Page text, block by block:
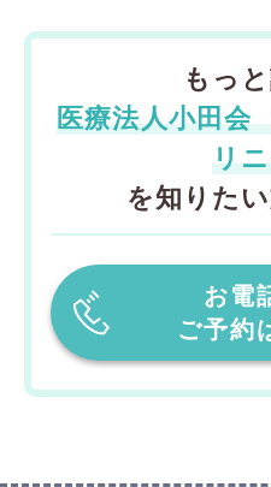
もっ
医療法人小田
リ
を知りた
お電
ご予約